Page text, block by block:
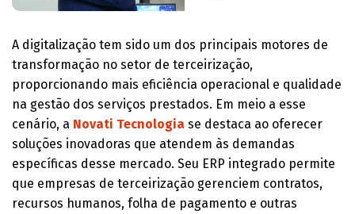
A digitalização tem sido um dos principais motores de
transformação no setor de terceirização,
proporcionando mais eficiência operacional e qualidade
na gestão dos serviços prestados. Em meio a esse
cenário, a Novati Tecnologia se destaca ao oferecer
soluções inovadoras que atendem às demandas
específicas desse mercado. Seu ERP integrado permite
que empresas de terceirização gerenciem contratos,
recursos humanos, folha de pagamento e outras